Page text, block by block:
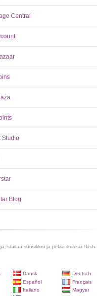
Central
Studio
Blog
stailaa suosikkisi ja pelaa ilmaisia flash-
Dansk
Deutsch
Español
Français
Italiano
Magyar